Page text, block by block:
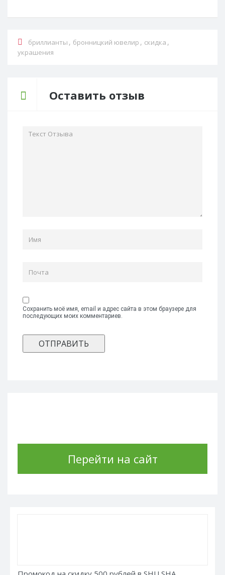
бриллианты , бронницкий ювелир , скидка ,
украшения
Оставить отзыв
Сохранить моё имя, email и адрес сайта в этом браузере для
последующих моих комментариев.
Перейти на сайт